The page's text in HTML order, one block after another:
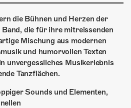
die Bühnen und Herzen der
die für ihre mitreissenden
Mischung aus modernen
und humorvollen Texten
unvergessliches Musikerlebnis
Tanzflächen.
Sounds und Elementen,